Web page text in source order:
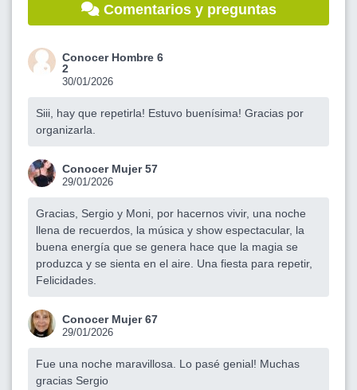
Comentarios y preguntas
Conocer Hombre 6
2
30/01/2026
Siii, hay que repetirla! Estuvo buenísima! Gracias por
organizarla.
Conocer Mujer 57
29/01/2026
Gracias, Sergio y Moni, por hacernos vivir, una noche
llena de recuerdos, la música y show espectacular, la
buena energía que se genera hace que la magia se
produzca y se sienta en el aire. Una fiesta para repetir,
Felicidades.
Conocer Mujer 67
29/01/2026
Fue una noche maravillosa. Lo pasé genial! Muchas
gracias Sergio